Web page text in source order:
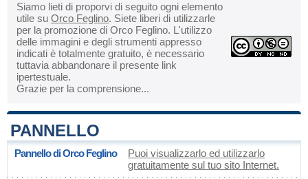
Siamo lieti di proporvi di seguito ogni elemento
utile su Orco Feglino. Siete liberi di utilizzarle
per la promozione di Orco Feglino. L'utilizzo
delle immagini e degli strumenti appresso
indicati è totalmente gratuito, è necessario
tuttavia abbandonare il presente link
ipertestuale.
Grazie per la comprensione...
PANNELLO
Pannello di Orco Feglino
Puoi visualizzarlo ed utilizzarlo
gratuitamente sul tuo sito Internet.